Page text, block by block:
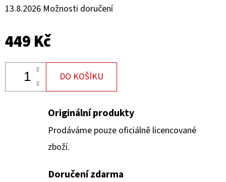
13.8.2026 Možnosti doručení
449 Kč
DO KOŠÍKU
Originální produkty
Prodáváme pouze oficiálně licencované
zboží.
Doručení zdarma